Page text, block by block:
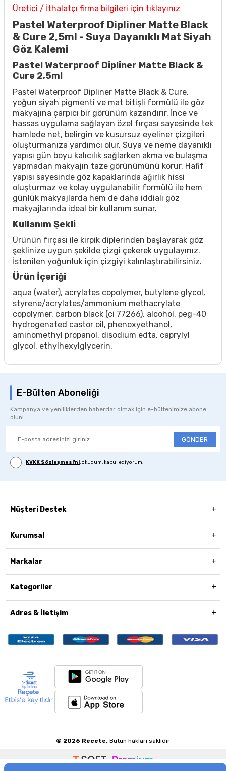
Üretici / İthalatçı firma bilgileri için tıklayınız
Pastel Waterproof Dipliner Matte Black
& Cure 2,5ml - Suya Dayanıklı Mat Siyah
Göz Kalemi
Pastel Waterproof Dipliner Matte Black &
Cure 2,5ml
Pastel Waterproof Dipliner Matte Black & Cure,
yoğun siyah pigmenti ve mat bitişli formülü ile göz
makyajına çarpıcı bir görünüm kazandırır. İnce ve
hassas uygulama sağlayan özel fırçası sayesinde tek
hamlede net, belirgin ve kusursuz eyeliner çizgileri
oluşturmanıza yardımcı olur. Suya ve neme dayanıklı
yapısı gün boyu kalıcılık sağlarken akma ve bulaşma
yapmadan makyajın taze görünümünü korur. Hafif
yapısı sayesinde göz kapaklarında ağırlık hissi
oluşturmaz ve kolay uygulanabilir formülü ile hem
günlük makyajlarda hem de daha iddialı göz
makyajlarında ideal bir kullanım sunar.
Kullanım Şekli
Ürünün fırçası ile kirpik diplerinden başlayarak göz
şeklinize uygun şekilde çizgi çekerek uygulayınız.
İstenilen yoğunluk için çizgiyi kalınlaştırabilirsiniz.
Ürün İçeriği
aqua (water), acrylates copolymer, butylene glycol,
styrene/acrylates/ammonium methacrylate
copolymer, carbon black (ci 77266), alcohol, peg-40
hydrogenated castor oil, phenoxyethanol,
aminomethyl propanol, disodium edta, caprylyl
glycol, ethylhexylglycerin.
E-Bülten Aboneliği
Kampanya ve yeniliklerden haberdar olmak için e-bültenimize abone
olun!
GÖNDER
KVKK Sözleşmesi'ni, okudum, kabul ediyorum.
Müşteri Destek
Kurumsal
Markalar
Kategoriler
Adres & İletişim
© 2026 Recete. Bütün hakları saklıdır